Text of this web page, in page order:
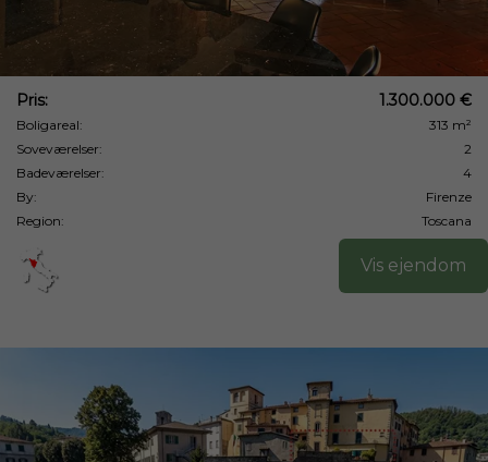
Pris: 1.300.000 €
Boligareal:
313 m²
Soveværelser:
2
Badeværelser:
4
By:
Firenze
Region:
Toscana
Vis ejendom